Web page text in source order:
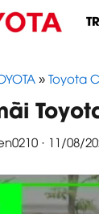
» Toyota
· 11/08/